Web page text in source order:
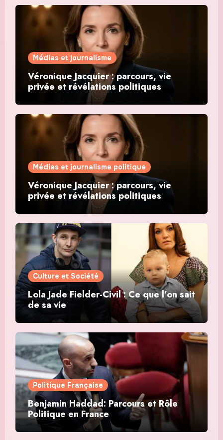
Médias et journalisme
Véronique Jacquier : parcours, vie
privée et révélations politiques
Médias et journalisme politique
Véronique Jacquier : parcours, vie
privée et révélations politiques
Culture et Société
Lola Jade Fielder-Civil : Ce que l’on sait
de sa vie
Politique Française
Benjamin Haddad: Parcours et Rôle
Politique en France